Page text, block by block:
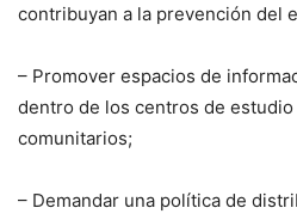
contribuyan a la prevención del
– Promover espacios de
dentro de los centros de
comunitarios;
– Demandar una política de